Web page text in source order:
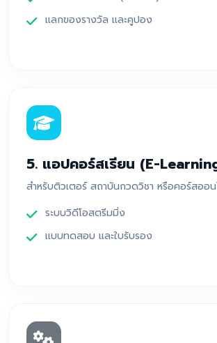
แลกของรางวัล และคูปอง
5. แอปคอร์สเรียน (E-
สำหรับติวเตอร์ สถาบันกวดวิชา หรือคอร์สออ
ระบบวิดีโอสตรีมมิ่ง
แบบทดสอบ และใบรับรอง